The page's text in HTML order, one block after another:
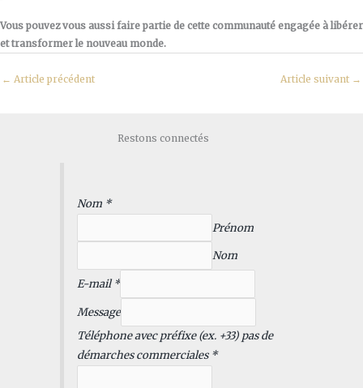
Vous pouvez vous aussi faire partie de cette communauté engagée à libérer
et transformer le nouveau monde.
← Article précédent Article suivant →
Restons connectés
Nom *
Prénom
Nom
E-mail*
Message
+
3
Téléphone avec préfixe (ex. +33) pas de
démarches commerciales *